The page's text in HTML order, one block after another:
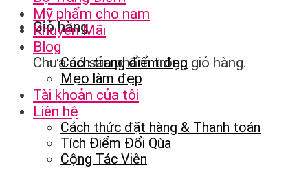
Giỏ hàng
Chưa có sản phẩm trong giỏ hàng.
Mỹ phẩm cho nam
Khuyến Mãi
Blog
Cách trang điểm đẹp
Mẹo làm đẹp
Tài khoản của tôi
Liên hệ
Cách thức đặt hàng & Thanh toán
Tích Điểm Đổi Qùa
Cộng Tác Viên